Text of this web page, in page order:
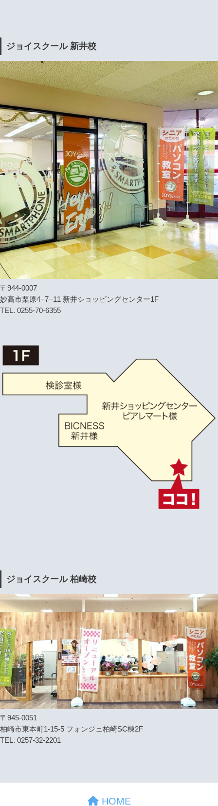
ジョイスクール 新井校
〒944-0007
妙高市栗原4−7−11 新井ショッピングセンター1F
TEL. 0255-70-6355
ジョイスクール 柏崎校
〒945-0051
柏崎市東本町1-15-5 フォンジェ柏崎SC棟2F
TEL. 0257-32-2201
HOME